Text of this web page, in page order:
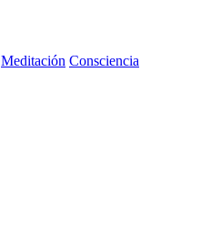
Meditación Consciencia